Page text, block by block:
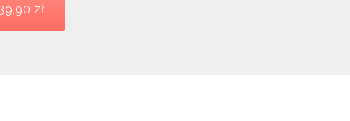
zł